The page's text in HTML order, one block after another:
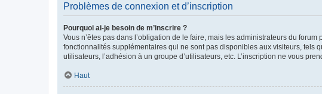
Problèmes de connexion et d’inscription
Pourquoi ai-je besoin de m’inscrire ?
Vous n’êtes pas dans l’obligation de le faire, mais les administrateurs du
fonctionnalités supplémentaires qui ne sont pas disponibles aux visiteurs, tels
utilisateurs, l’adhésion à un groupe d’utilisateurs, etc. L’inscription ne vous
Haut